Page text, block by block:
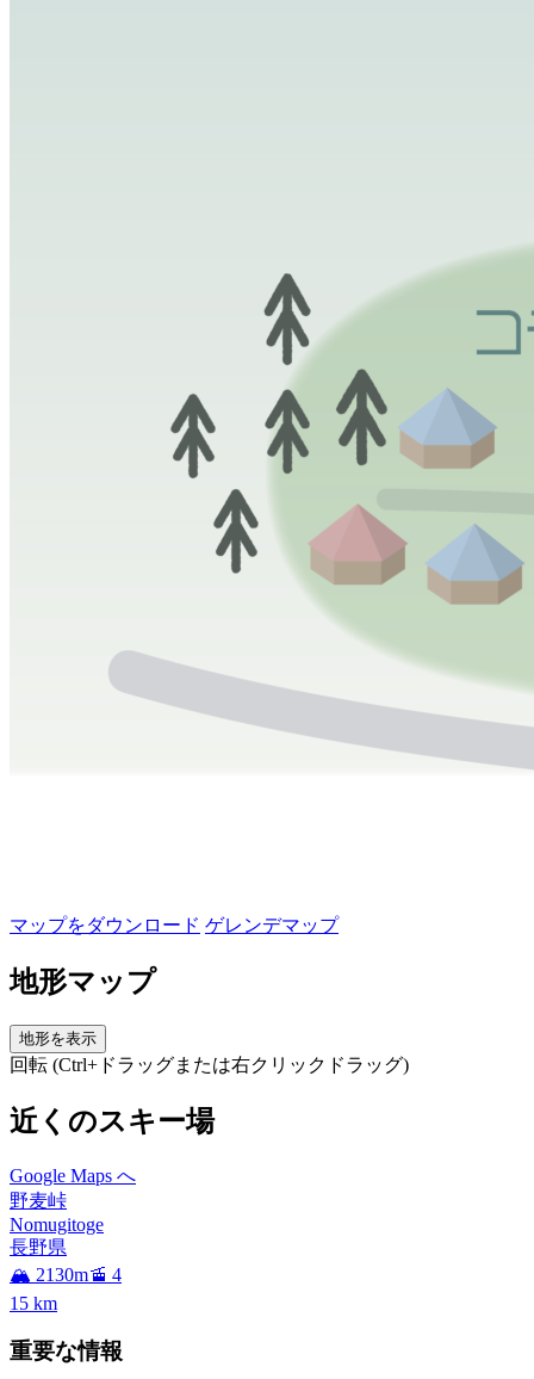
マップをダウンロード ゲレンデマップ
地形マップ
地形を表示
回転 (Ctrl+ドラッグまたは右クリックドラッグ)
近くのスキー場
Google Maps へ
野麦峠
Nomugitoge
長野県
🏔️ 2130m🚡 4
15 km
重要な情報